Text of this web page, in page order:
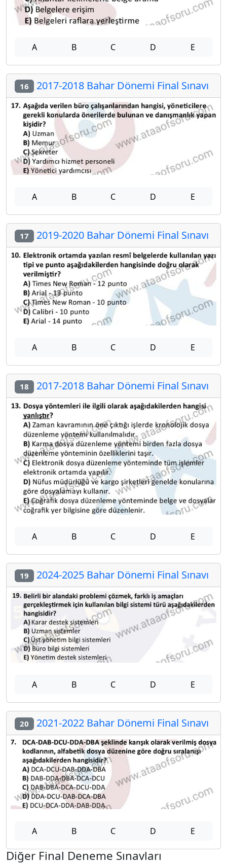
A B C D E
16 2017-2018 Bahar Dönemi Final Sınavı
A B C D E
17 2019-2020 Bahar Dönemi Final Sınavı
A B C D E
18 2017-2018 Bahar Dönemi Final Sınavı
A B C D E
19 2024-2025 Bahar Dönemi Final Sınavı
A B C D E
20 2021-2022 Bahar Dönemi Final Sınavı
A B C D E
Diğer Final Deneme Sınavları